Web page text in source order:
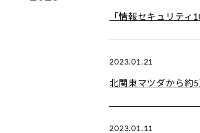
「情報セキュリティ
2023.01.21
北関東マツダから約
2023.01.11